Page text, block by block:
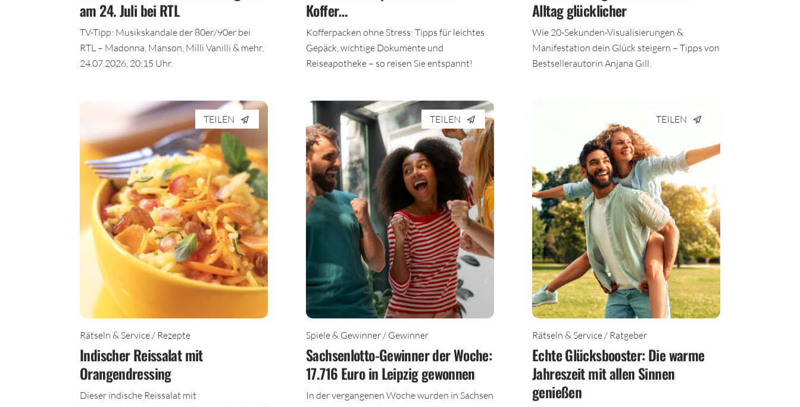
am 24. Juli bei RTL
TV-Tipp: Musikskandale der 80er/90er bei
RTL – Madonna, Manson, Milli Vanilli & mehr.
24.07.2026, 20:15 Uhr.
Koffer…
Kofferpacken ohne Stress: Tipps für leichtes
Gepäck, wichtige Dokumente und
Reiseapotheke – so reisen Sie entspannt!
Alltag glücklicher
Wie 20-Sekunden-Visualisierungen &
Manifestation dein Glück steigern – Tipps von
Bestsellerautorin Anjana Gill.
TEILEN
Rätseln & Service / Rezepte
Indischer Reissalat mit
Orangendressing
Dieser indische Reissalat mit
TEILEN
Spiele & Gewinner / Gewinner
Sachsenlotto-Gewinner der Woche:
17.716 Euro in Leipzig gewonnen
In der vergangenen Woche wurden in Sachsen
TEILEN
Rätseln & Service / Ratgeber
Echte Glücksbooster: Die warme
Jahreszeit mit allen Sinnen
genießen